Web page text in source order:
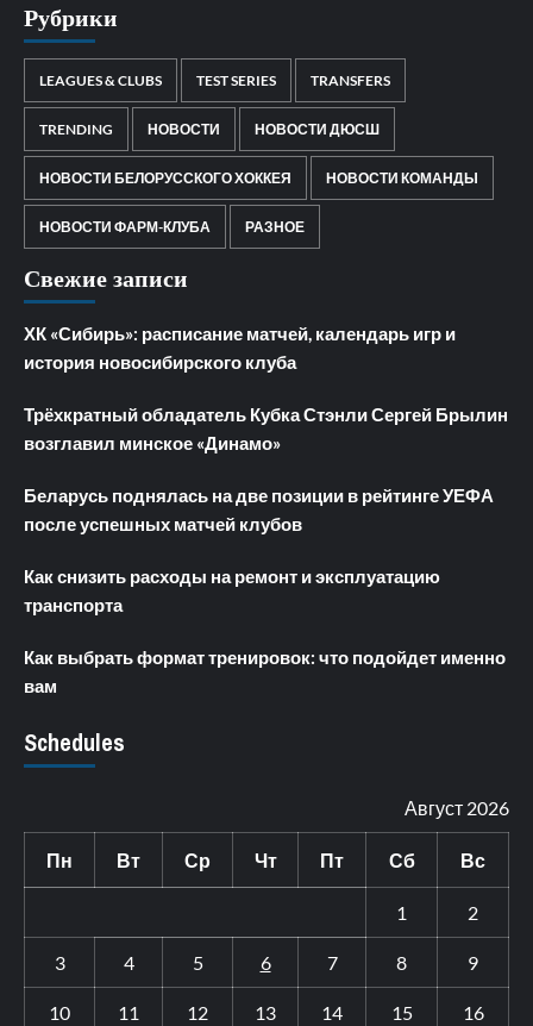
Рубрики
LEAGUES & CLUBS TEST SERIES TRANSFERS
TRENDING НОВОСТИ НОВОСТИ ДЮСШ
НОВОСТИ БЕЛОРУССКОГО ХОККЕЯ НОВОСТИ КОМАНДЫ
НОВОСТИ ФАРМ-КЛУБА РАЗНОЕ
Свежие записи
ХК «Сибирь»: расписание матчей, календарь игр и
история новосибирского клуба
Трёхкратный обладатель Кубка Стэнли Сергей Брылин
возглавил минское «Динамо»
Беларусь поднялась на две позиции в рейтинге УЕФА
после успешных матчей клубов
Как снизить расходы на ремонт и эксплуатацию
транспорта
Как выбрать формат тренировок: что подойдет именно
вам
Schedules
Август 2026
Пн Вт Ср Чт Пт Сб Вс
1 2
3 4 5 6 7 8 9
10 11 12 13 14 15 16